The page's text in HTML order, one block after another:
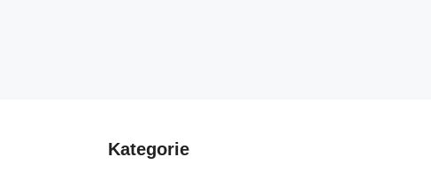
Kategorie